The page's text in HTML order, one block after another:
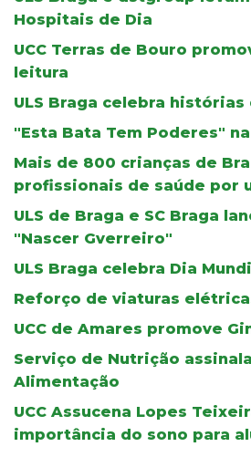
Hospitais de Dia
UCC Terras de Bouro
leitura
ULS Braga celebra histórias
"Esta Bata Tem Poderes" na
Mais de 800 crianças de
profissionais de saúde por
ULS de Braga e SC Braga
"Nascer Gverreiro"
ULS Braga celebra Dia
Reforço de viaturas
UCC de Amares promove
Serviço de Nutrição
Alimentação
UCC Assucena Lopes
importância do sono para